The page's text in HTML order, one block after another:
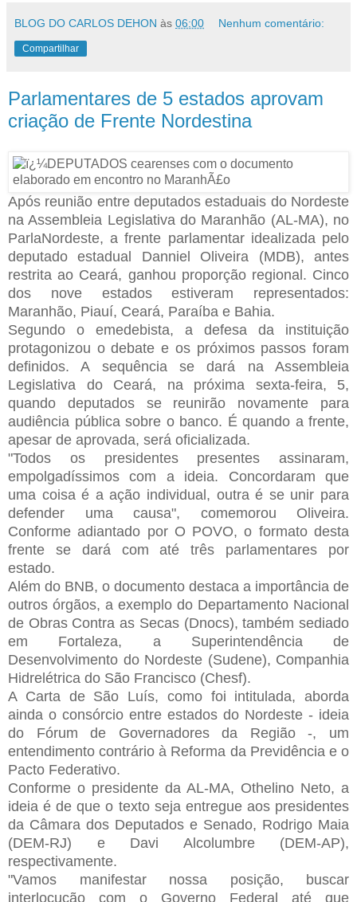
BLOG DO CARLOS DEHON às 06:00 Nenhum comentário:
Compartilhar
Parlamentares de 5 estados aprovam
criação de Frente Nordestina
Após reunião entre deputados estaduais do Nordeste
na Assembleia Legislativa do Maranhão (AL-MA), no
ParlaNordeste, a frente parlamentar idealizada pelo
deputado estadual Danniel Oliveira (MDB), antes
restrita ao Ceará, ganhou proporção regional. Cinco
dos nove estados estiveram representados:
Maranhão, Piauí, Ceará, Paraíba e Bahia.
Segundo o emedebista, a defesa da instituição
protagonizou o debate e os próximos passos foram
definidos. A sequência se dará na Assembleia
Legislativa do Ceará, na próxima sexta-feira, 5,
quando deputados se reunirão novamente para
audiência pública sobre o banco. É quando a frente,
apesar de aprovada, será oficializada.
"Todos os presidentes presentes assinaram,
empolgadíssimos com a ideia. Concordaram que
uma coisa é a ação individual, outra é se unir para
defender uma causa", comemorou Oliveira.
Conforme adiantado por O POVO, o formato desta
frente se dará com até três parlamentares por
estado.
Além do BNB, o documento destaca a importância de
outros órgãos, a exemplo do Departamento Nacional
de Obras Contra as Secas (Dnocs), também sediado
em Fortaleza, a Superintendência de
Desenvolvimento do Nordeste (Sudene), Companhia
Hidrelétrica do São Francisco (Chesf).
A Carta de São Luís, como foi intitulada, aborda
ainda o consórcio entre estados do Nordeste - ideia
do Fórum de Governadores da Região -, um
entendimento contrário à Reforma da Previdência e o
Pacto Federativo.
Conforme o presidente da AL-MA, Othelino Neto, a
ideia é de que o texto seja entregue aos presidentes
da Câmara dos Deputados e Senado, Rodrigo Maia
(DEM-RJ) e Davi Alcolumbre (DEM-AP),
respectivamente.
"Vamos manifestar nossa posição, buscar
interlocução com o Governo Federal até que